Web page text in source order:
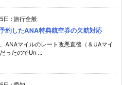
日 : 旅行全般
約したANA特典航空券の欠航対応
ANAマイルのレート改悪直後（＆UAマイ
ったのでUn ...